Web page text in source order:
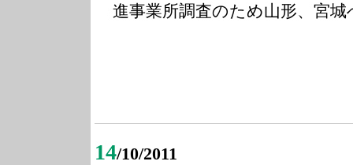
進事業所調査のため山形、宮
14/10/2011